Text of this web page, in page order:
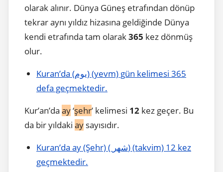
olarak alınır. Dünya Güneş etrafından dönüp
tekrar aynı yıldız hizasına geldiğinde Dünya
kendi etrafında tam olarak365 kez dönmüş
olur.
Kuran’da (يوم) (yevm) gün kelimesi 365
defa geçmektedir.
Kur’an’da ay‘şehr’ kelimesi 12 kez geçer. Bu
da bir yıldaki ay sayısıdır.
Kuran’da ay (Şehr) ( شهر) (takvim) 12 kez
geçmektedir.